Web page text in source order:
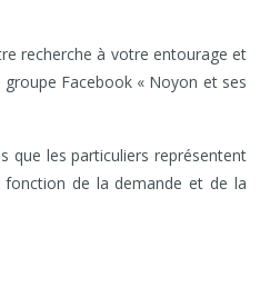
recherche à votre entourage et
Facebook « Noyon et ses
que les particuliers représentent
de la demande et de la